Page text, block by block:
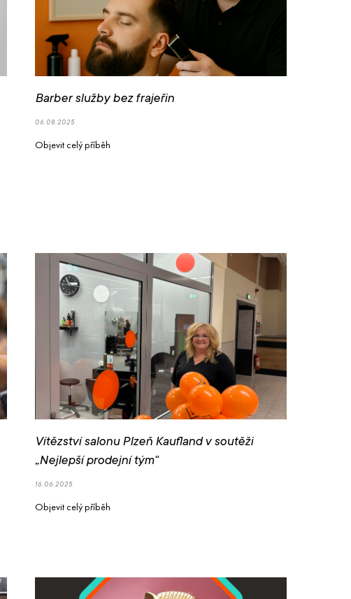
Barber služby bez frajeřin
06.08.2025
Objevit celý příběh
Vítězství salonu Plzeň Kaufland v soutěži
„Nejlepší prodejní tým“
16.06.2025
Objevit celý příběh